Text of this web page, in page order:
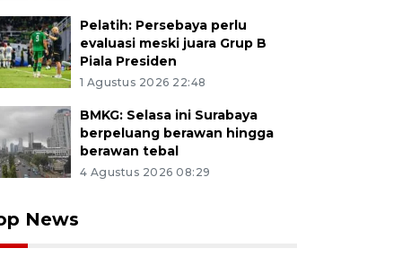
Pelatih: Persebaya perlu
evaluasi meski juara Grup B
Piala Presiden
1 Agustus 2026 22:48
BMKG: Selasa ini Surabaya
berpeluang berawan hingga
berawan tebal
4 Agustus 2026 08:29
News